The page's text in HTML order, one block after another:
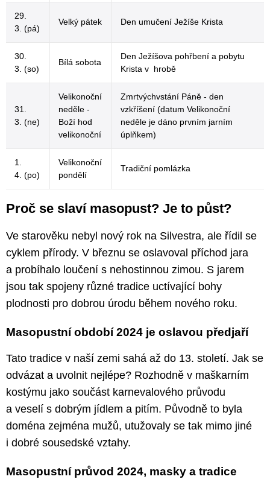
29.
3. (pá)
Velký pátek Den umučení Ježíše Krista
30.
3. (so)
Bílá sobota
Den Ježíšova pohřbení a pobytu
Krista v hrobě
31.
3. (ne)
Velikonoční
neděle -
Boží hod
velikonoční
Zmrtvýchvstání Páně - den
vzkříšení (datum Velikonoční
neděle je dáno prvním jarním
úplňkem)
1.
4. (po)
Velikonoční
pondělí
Tradiční pomlázka
Proč se slaví masopust? Je to půst?
Ve starověku nebyl nový rok na Silvestra, ale řídil se
cyklem přírody. V březnu se oslavoval příchod jara
a probíhalo loučení s nehostinnou zimou. S jarem
jsou tak spojeny různé tradice uctívající bohy
plodnosti pro dobrou úrodu během nového roku.
Masopustní období 2024 je oslavou předjaří
Tato tradice v naší zemi sahá až do 13. století. Jak se
odvázat a uvolnit nejlépe? Rozhodně v maškarním
kostýmu jako součást karnevalového průvodu
a veselí s dobrým jídlem a pitím. Původně to byla
doména zejména mužů, utužovaly se tak mimo jiné
i dobré sousedské vztahy.
Masopustní průvod 2024, masky a tradice